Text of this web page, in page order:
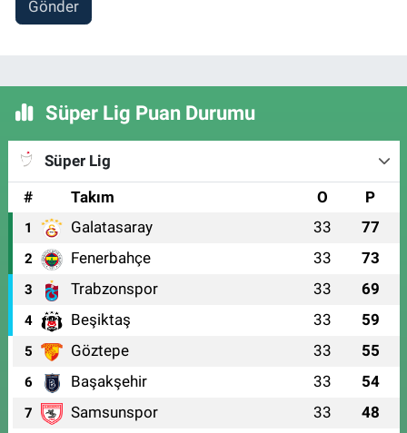
Gönder
Süper Lig Puan Durumu
Süper Lig
#
Takım O P
1 Galatasaray 33 77
2 Fenerbahçe 33 73
3 Trabzonspor 33 69
4 Beşiktaş 33 59
5 Göztepe 33 55
6 Başakşehir 33 54
7 Samsunspor 33 48